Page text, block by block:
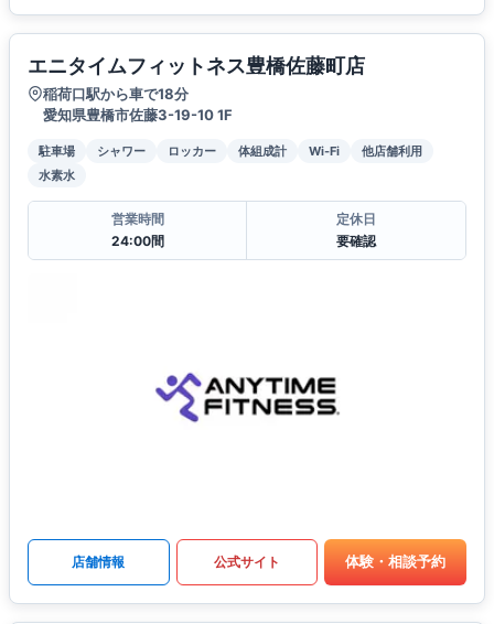
エニタイムフィットネス豊橋佐藤町店
稲荷口駅から車で18分
愛知県豊橋市佐藤3-19-10 1F
駐車場 シャワー ロッカー 体組成計 Wi-Fi
他店舗利用
水素水
営業時間
24:00間
定休日
要確認
店舗情報 公式サイト 体験・相談予約